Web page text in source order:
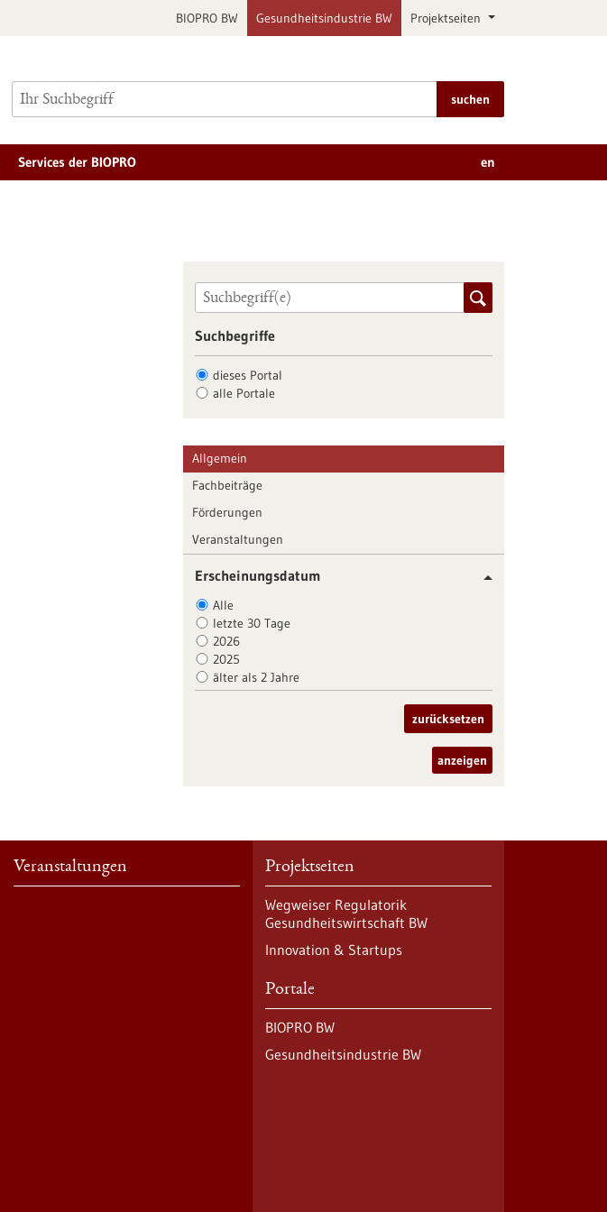
BIOPRO BW Gesundheitsindustrie BW Projektseiten
suchen
Services der BIOPRO en
Suchbegriffe
dieses Portal
alle Portale
Allgemein
Fachbeiträge
Förderungen
Veranstaltungen
Erscheinungsdatum
Alle
letzte 30 Tage
2026
2025
älter als 2 Jahre
zurücksetzen
anzeigen
Veranstaltungen Projektseiten
Wegweiser Regulatorik
Gesundheitswirtschaft BW
Innovation & Startups
Portale
BIOPRO BW
Gesundheitsindustrie BW